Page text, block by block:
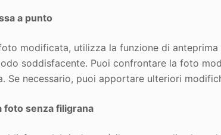
a punto
modificata, utilizza la funzione di
soddisfacente. Puoi confrontare la foto
Se necessario, puoi apportare ulteriori
foto senza filigrana